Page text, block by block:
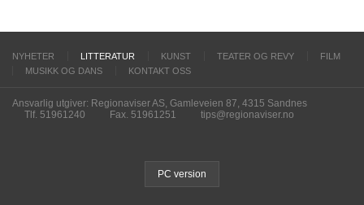
NYHETER LITTERATUR KUNST TEATER OG REVY
FILM
MUSIKK OG DANS
KONTAKT OSS
Ansvarlig utgiver: Regionaviser AS, Gamleveien 87, 4315 Sandnes
Tlf. 51961240
Fax. 51961251 tips@regionaviser.no
PC version